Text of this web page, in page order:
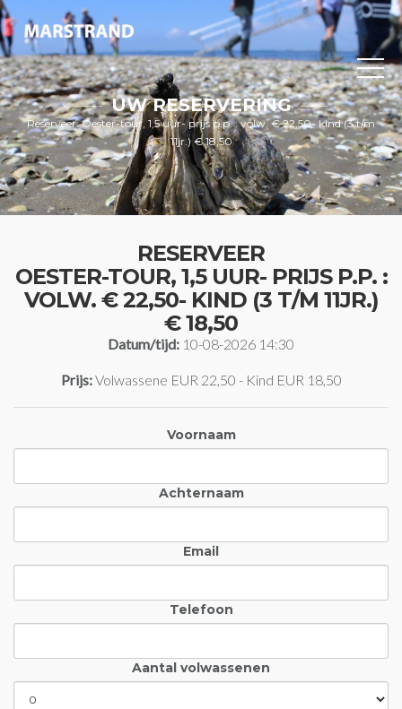
UW RESERVERING
Reserveer: Oester-tour, 1,5 uur- prijs p.p. : volw. € 22,50- kind (3 t/m
11jr.) € 18,50
RESERVEER
OESTER-TOUR, 1,5 UUR- PRIJS P.P. :
VOLW. € 22,50- KIND (3 T/M 11JR.)
€ 18,50
Datum/tijd: 10-08-2026 14:30
Prijs:Volwassene EUR 22,50 - Kind EUR 18,50
Voornaam
Achternaam
Email
Telefoon
Aantal volwassenen